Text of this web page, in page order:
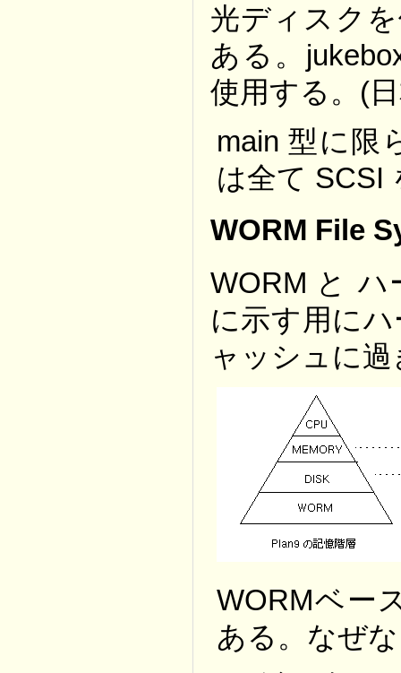
光ディスク
ある。
使用する。(
main 型に限
は全て SCSI
WORM File
WORM と
に示す用に
ャッシュに
WORMベー
ある。なぜ